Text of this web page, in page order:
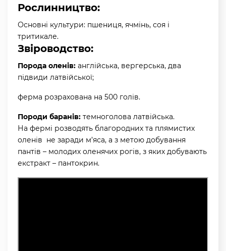
Рослинництво:
Основні культури: пшениця, ячмінь, соя і
тритикале.
Звіроводство:
Порода оленів: англійська, вергерська, два
підвиди латвійської;
ферма розрахована на 500 голів.
Породи баранів: темноголова латвійська.
На фермі розводять благородних та плямистих
оленів не заради м’яса, а з метою добування
пантів – молодих оленячих рогів, з яких добувають
екстракт – пантокрин.